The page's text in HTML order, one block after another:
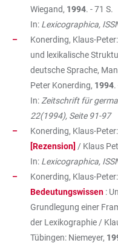
Wiegand, 1994. - 71 S.
In: Lexicographica,
Konerding, Klaus-Peter:
und lexikalische
deutsche Sprache,
Peter Konerding, 1994.
In: Zeitschrift für
22(1994), Seite 91-97
Konerding, Klaus-Peter:
[Rezension] / Klaus
In: Lexicographica,
Konerding, Klaus-Peter:
Bedeutungswissen :
Grundlegung einer
der Lexikographie /
Tübingen: Niemeyer,